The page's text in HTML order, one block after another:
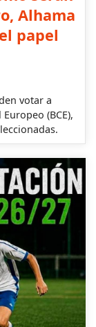
Alhama
papel
votar a
(BCE),